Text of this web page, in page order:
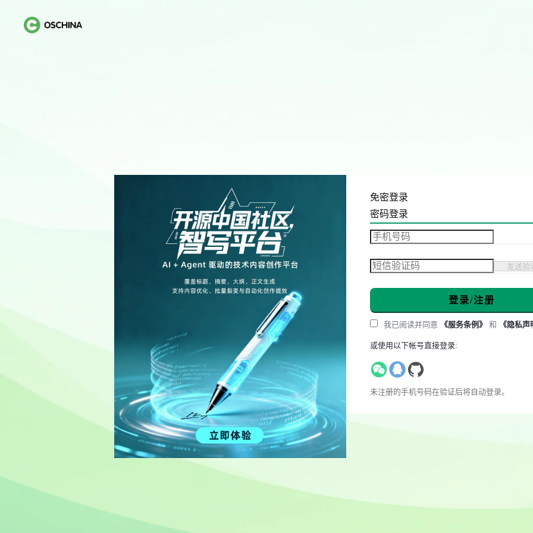
免密登录
密码登录
发送验
登录/注册
我已阅读并同意 《服务条例》 和 《隐私声
或使用以下帐号直接登录:
未注册的手机号码在验证后将自动登录。